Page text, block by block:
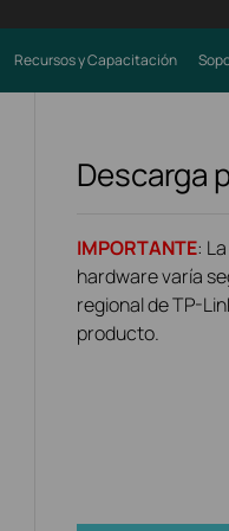
Recursos y Capacitación
Descarga
IMPORTANTE:
hardware varía
regional de TP-
producto.